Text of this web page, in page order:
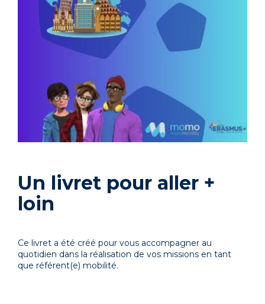
Un livret pour aller +
loin
Ce livret a été créé pour vous accompagner au
quotidien dans la réalisation de vos missions en tant
que référent(e) mobilité.